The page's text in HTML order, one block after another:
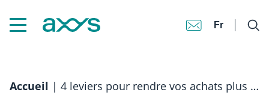
Fr
Accueil | 4 leviers pour rendre vos achats plus responsables dès 2025